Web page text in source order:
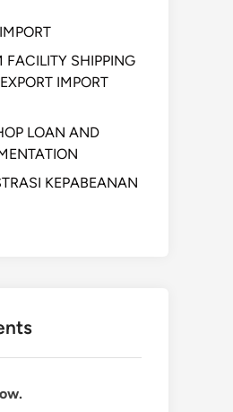
SHIPPING
IMPORT
LOAN AND
KEPABEANAN